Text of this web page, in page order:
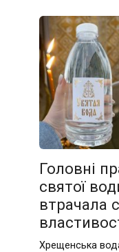
Головні
святої
втрачала
Хрещенська